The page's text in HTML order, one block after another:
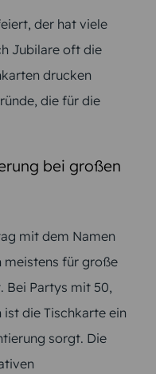
der hat viele
Jubilare oft die
drucken
die für die
bei großen
mit dem Namen
meistens für große
Bei Partys mit 50,
ist die Tischkarte ein
sorgt. Die